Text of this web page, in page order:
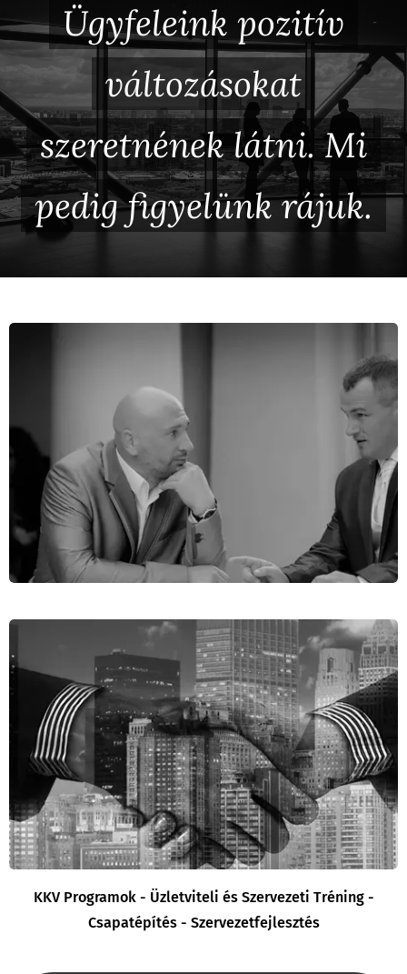
Ügyfeleink pozitív
változásokat
szeretnének látni. Mi
pedig figyelünk rájuk.
KKV Programok - Üzletviteli és Szervezeti Tréning -
Csapatépítés - Szervezetfejlesztés